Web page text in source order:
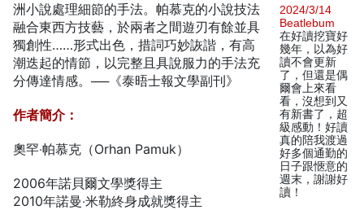
洲小說處理細節的手法。帕慕克的小說技法
融合東西方技藝，於兩者之間遊刃有餘並具
獨創性……形式出色，措詞巧妙詼諧，有高
潮迭起的情節，以完整且具說服力的手法充
分傳達情感。──《泰晤士報文學副刊》
作者簡介：
奧罕‧帕慕克（Orhan Pamuk）
2006年諾貝爾文學獎得主
2010年諾曼‧米勒終身成就獎得主
2024/3/14
Beatlebum
在好讀挖寶好
幾年，以為好
讀不會更新
了，但還是偶
爾會上來看
看，沒想到又
有新書了，超
級感動！好讀
真的陪我渡過
好多個通勤的
日子跟愜意的
週末，謝謝好
讀！